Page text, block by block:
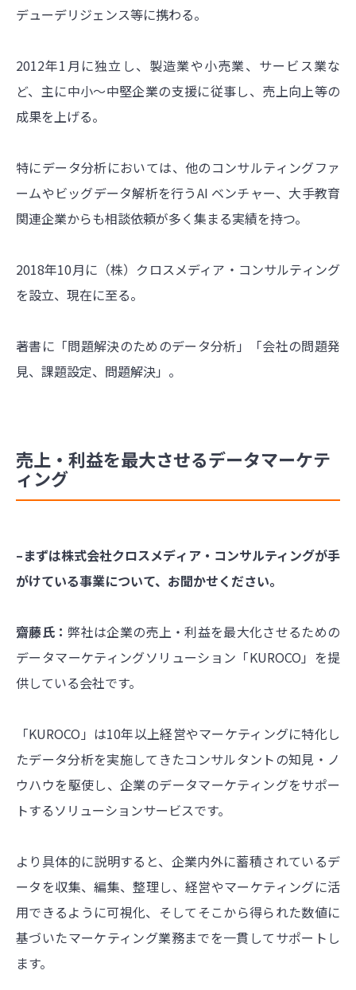
デューデリジェンス等に携わる。
2012年1月に独立し、製造業や小売業、サービス業な
ど、主に中小～中堅企業の支援に従事し、売上向上等の
成果を上げる。
特にデータ分析においては、他のコンサルティングファ
ームやビッグデータ解析を行うAI ベンチャー、大手教育
関連企業からも相談依頼が多く集まる実績を持つ。
2018年10月に（株）クロスメディア・コンサルティング
を設立、現在に至る。
著書に「問題解決のためのデータ分析」「会社の問題発
見、課題設定、問題解決」。
売上・利益を最大させるデータマーケテ
ィング
–まずは株式会社クロスメディア・コンサルティングが手
がけている事業について、お聞かせください。
齋藤氏：弊社は企業の売上・利益を最大化させるための
データマーケティングソリューション「KUROCO」を提
供している会社です。
「KUROCO」は10年以上経営やマーケティングに特化し
たデータ分析を実施してきたコンサルタントの知見・ノ
ウハウを駆使し、企業のデータマーケティングをサポー
トするソリューションサービスです。
より具体的に説明すると、企業内外に蓄積されているデ
ータを収集、編集、整理し、経営やマーケティングに活
用できるように可視化、そしてそこから得られた数値に
基づいたマーケティング業務までを一貫してサポートし
ます。